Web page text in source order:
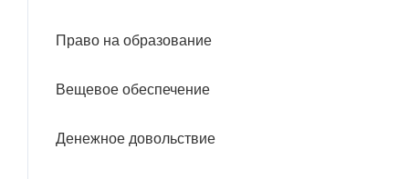
Право на образование
Вещевое обеспечение
Денежное довольствие